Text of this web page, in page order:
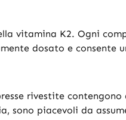
vitamina K2. Ogni
dosato e consente
rivestite contengono
sono piacevoli da